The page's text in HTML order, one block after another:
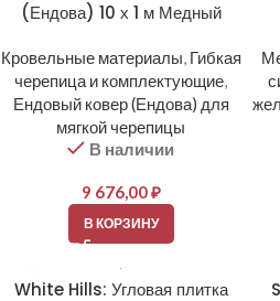
(Ендова) 10 х 1 м Медный
Кровельные материалы, Гибкая
черепица и комплектующие,
Ендовый ковер (Ендова) для
мягкой черепицы
В наличии
9 676,00₽
В КОРЗИНУ
White Hills: Угловая плитка